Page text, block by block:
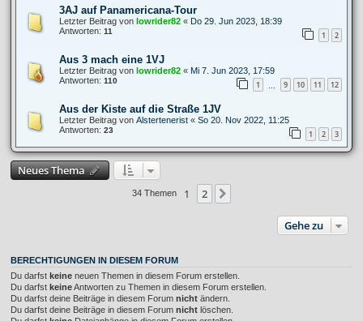
3AJ auf Panamericana-Tour
Letzter Beitrag von lowrider82 « Do 29. Jun 2023, 18:39
Antworten: 11 1 2
Aus 3 mach eine 1VJ
Letzter Beitrag von lowrider82 « Mi 7. Jun 2023, 17:59
Antworten: 110 1 9 10 11 12
Aus der Kiste auf die Straße 1JV
Letzter Beitrag von Alstertenerist « So 20. Nov 2022, 11:25
Antworten: 23 1 2 3
Neues Thema
34 Themen 1 2
Gehe zu
BERECHTIGUNGEN IN DIESEM FORUM
Du darfst keine neuen Themen in diesem Forum erstellen.
Du darfst keineAntworten zu Themen in diesem Forum erstellen.
Du darfst deine Beiträge in diesem Forum nicht ändern.
Du darfst deine Beiträge in diesem Forum nicht löschen.